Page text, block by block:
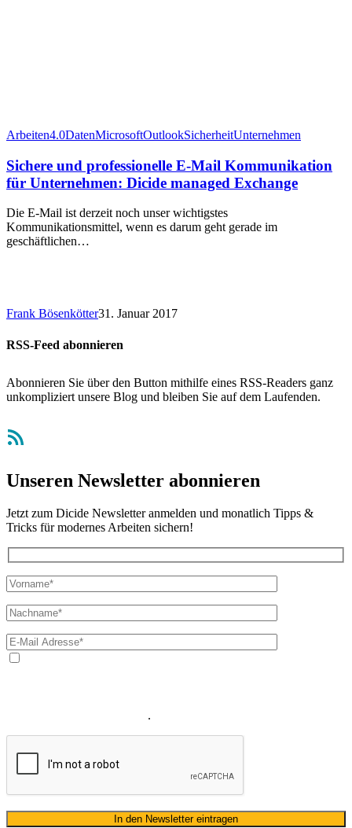
Arbeiten4.0DatenMicrosoftOutlookSicherheitUnternehmen
Sichere und professionelle E-Mail Kommunikation
für Unternehmen: Dicide managed Exchange
Die E-Mail ist derzeit noch unser wichtigstes
Kommunikationsmittel, wenn es darum geht gerade im
geschäftlichen…
Frank Bösenkötter31. Januar 2017
RSS-Feed abonnieren
Abonnieren Sie über den Button mithilfe eines RSS-Readers ganz
unkompliziert unsere Blog und bleiben Sie auf dem Laufenden.
RSS-Feed
Unseren Newsletter abonnieren
Jetzt zum Dicide Newsletter anmelden und monatlich Tipps &
Tricks für modernes Arbeiten sichern!
.